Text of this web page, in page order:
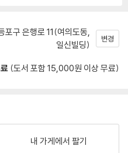
포구 은행로 11(여의도동,
일신빌딩)
변경
(도서 포함 15,000원 이상 무료)
내 가게에서 팔기